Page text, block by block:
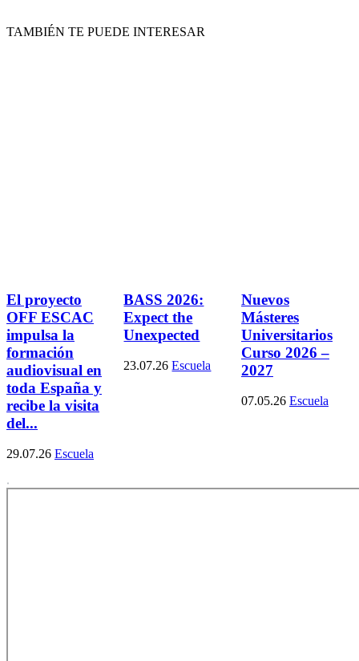
TAMBIÉN TE PUEDE INTERESAR
El proyecto
OFF ESCAC
impulsa la
formación
audiovisual en
toda España y
recibe la visita
del...
29.07.26 Escuela
BASS 2026:
Expect the
Unexpected
23.07.26 Escuela
Nuevos
Másteres
Universitarios
Curso 2026 –
2027
07.05.26 Escuela